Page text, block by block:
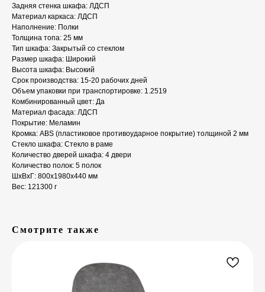
Задняя стенка шкафа: ЛДСП
Материал каркаса: ЛДСП
Наполнение: Полки
Толщина топа: 25 мм
Тип шкафа: Закрытый со стеклом
Размер шкафа: Широкий
Высота шкафа: Высокий
Срок производства: 15-20 рабочих дней
Объем упаковки при транспортировке: 1.2519
Комбинированный цвет: Да
Материал фасада: ЛДСП
Покрытие: Меламин
Кромка: ABS (пластиковое противоударное покрытие) толщиной 2 мм
Стекло шкафа: Стекло в раме
Количество дверей шкафа: 4 двери
Количество полок: 5 полок
ШxВxГ: 800x1980x440 мм
Вес: 121300 г
Смотрите также